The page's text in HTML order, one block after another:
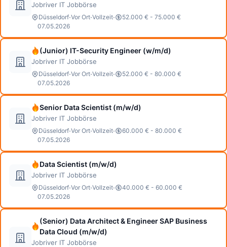
Jobriver IT Jobbörse
Düsseldorf·Vor Ort·Vollzeit·
52.000 € - 75.000 €
07.05.2026
(Junior) IT-Security Engineer (w/m/d)
Jobriver IT Jobbörse
Düsseldorf·Vor Ort·Vollzeit·
52.000 € - 80.000 €
07.05.2026
Senior Data Scientist (m/w/d)
Jobriver IT Jobbörse
Düsseldorf·Vor Ort·Vollzeit·
60.000 € - 80.000 €
07.05.2026
Data Scientist (m/w/d)
Jobriver IT Jobbörse
Düsseldorf·Vor Ort·Vollzeit·
40.000 € - 60.000 €
07.05.2026
(Senior) Data Architect & Engineer SAP Business
Data Cloud (m/w/d)
Jobriver IT Jobbörse